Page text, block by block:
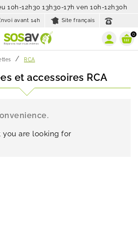
10h-12h30 13h30-17h ven 10h-12h30h
avant 14h Site français
0
RCA
et accessoires RCA
you are looking for